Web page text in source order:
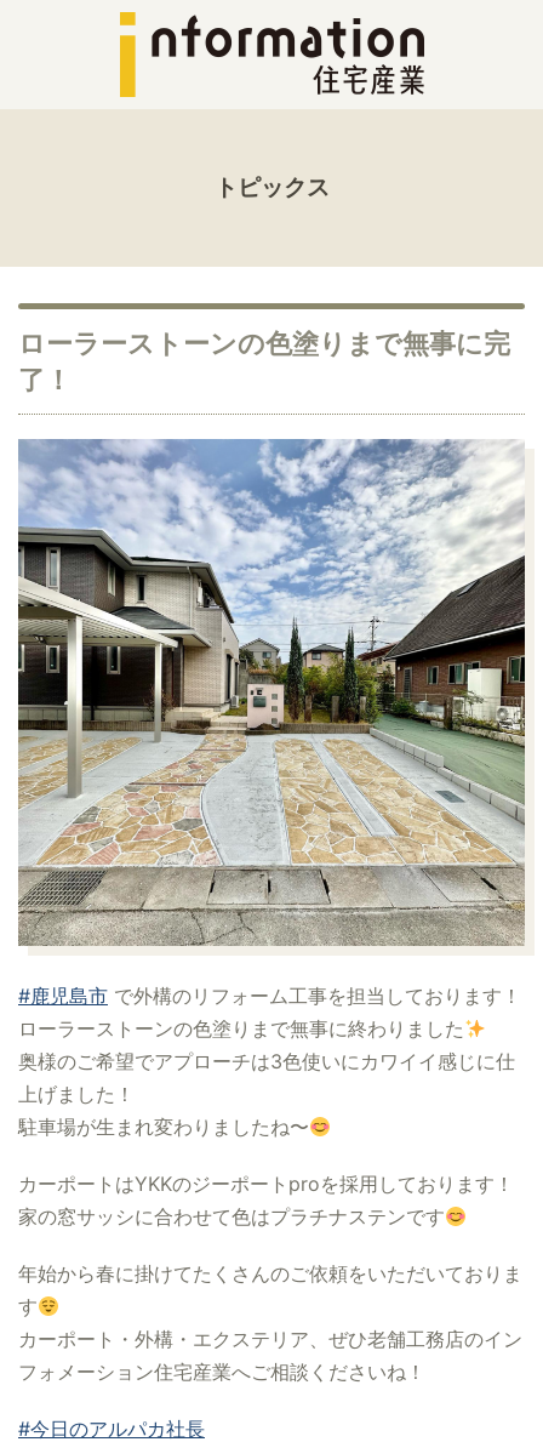
トピックス
ローラーストーンの色塗りまで無事に完
了！
#鹿児島市 で外構のリフォーム工事を担当しております！
ローラーストーンの色塗りまで無事に終わりました
奥様のご希望でアプローチは3色使いにカワイイ感じに仕
上げました！
駐車場が生まれ変わりましたね〜
カーポートはYKKのジーポートproを採用しております！
家の窓サッシに合わせて色はプラチナステンです
年始から春に掛けてたくさんのご依頼をいただいておりま
す
カーポート・外構・エクステリア、ぜひ老舗工務店のイン
フォメーション住宅産業へご相談くださいね！
#今日のアルパカ社長